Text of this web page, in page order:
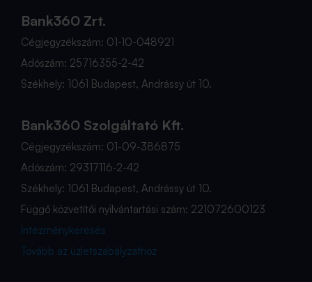
Bank360 Zrt.
Cégjegyzékszám: 01-10-048921
Adószám: 25716355-2-42
Székhely: 1061 Budapest, Andrássy út 10.
Bank360 Szolgáltató Kft.
Cégjegyzékszám: 01-09-386875
Adószám: 29317116-2-42
Székhely: 1061 Budapest, Andrássy út 10.
Függő közvetítői nyilvántartási szám: 221072600123
Intézménykeresés
Tovább az üzletszabályzathoz